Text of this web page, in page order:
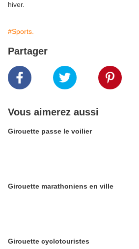
hiver.
#Sports.
Partager
Vous aimerez aussi
Girouette passe le voilier
Girouette marathoniens en ville
Girouette cyclotouristes